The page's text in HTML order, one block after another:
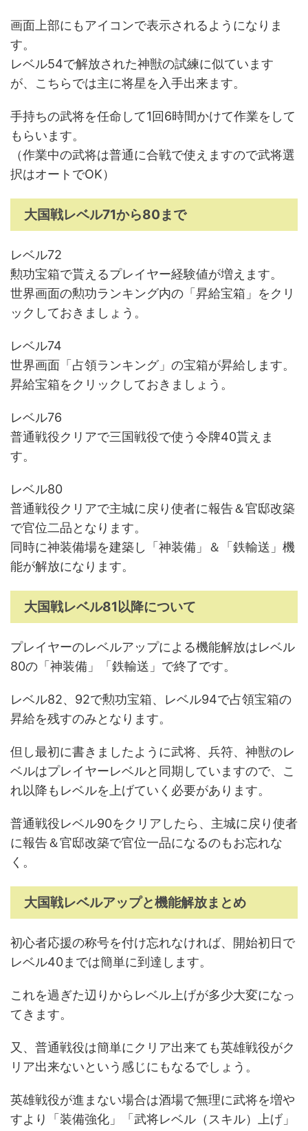
画面上部にもアイコンで表示されるようになりま
す。
レベル54で解放された神獣の試練に似ています
が、こちらでは主に将星を入手出来ます。
手持ちの武将を任命して1回6時間かけて作業をして
もらいます。
（作業中の武将は普通に合戦で使えますので武将選
択はオートでOK）
大国戦レベル71から80まで
レベル72
勲功宝箱で貰えるプレイヤー経験値が増えます。
世界画面の勲功ランキング内の「昇給宝箱」をクリ
ックしておきましょう。
レベル74
世界画面「占領ランキング」の宝箱が昇給します。
昇給宝箱をクリックしておきましょう。
レベル76
普通戦役クリアで三国戦役で使う令牌40貰えま
す。
レベル80
普通戦役クリアで主城に戻り使者に報告＆官邸改築
で官位二品となります。
同時に神装備場を建築し「神装備」＆「鉄輸送」機
能が解放になります。
大国戦レベル81以降について
プレイヤーのレベルアップによる機能解放はレベル
80の「神装備」「鉄輸送」で終了です。
レベル82、92で勲功宝箱、レベル94で占領宝箱の
昇給を残すのみとなります。
但し最初に書きましたように武将、兵符、神獣のレ
ベルはプレイヤーレベルと同期していますので、こ
れ以降もレベルを上げていく必要があります。
普通戦役レベル90をクリアしたら、主城に戻り使者
に報告＆官邸改築で官位一品になるのもお忘れな
く。
大国戦レベルアップと機能解放まとめ
初心者応援の称号を付け忘れなければ、開始初日で
レベル40までは簡単に到達します。
これを過ぎた辺りからレベル上げが多少大変になっ
てきます。
又、普通戦役は簡単にクリア出来ても英雄戦役がク
リア出来ないという感じにもなるでしょう。
英雄戦役が進まない場合は酒場で無理に武将を増や
すより「装備強化」「武将レベル（スキル）上げ」